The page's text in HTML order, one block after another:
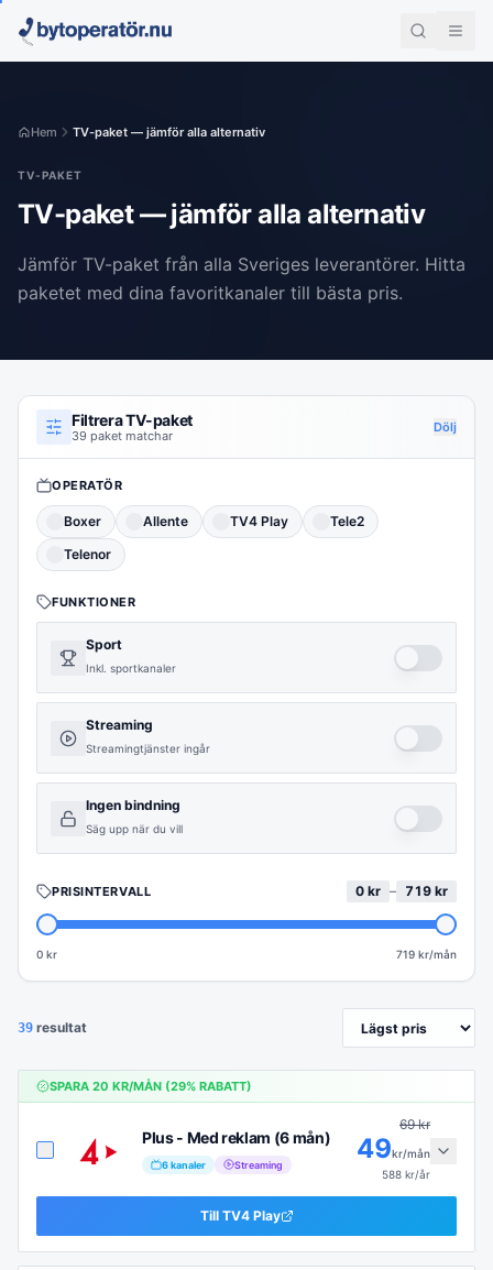
Hem TV-paket — jämför alla alternativ
TV-PAKET
TV-paket — jämför alla alternativ
Jämför TV-paket från alla Sveriges leverantörer. Hitta
paketet med dina favoritkanaler till bästa pris.
Filtrera TV-paket
39 paket matchar
Dölj
OPERATÖR
Boxer Allente TV4 Play
Tele2
Telenor
FUNKTIONER
Sport
Inkl. sportkanaler
Streaming
Streamingtjänster ingår
Ingen bindning
Säg upp när du vill
PRISINTERVALL 0 kr – 719 kr
0 kr 719 kr/mån
39 resultat
SPARA 20 KR/MÅN (29% RABATT)
Plus - Med reklam (6 mån)
6kanaler Streaming
69kr
49kr/mån
588 kr/år
Till TV4 Play